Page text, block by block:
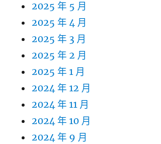
2025 年 5 月
2025 年 4 月
2025 年 3 月
2025 年 2 月
2025 年 1 月
2024 年 12 月
2024 年 11 月
2024 年 10 月
2024 年 9 月